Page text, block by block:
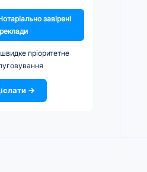
завірені
пріоритетне
→